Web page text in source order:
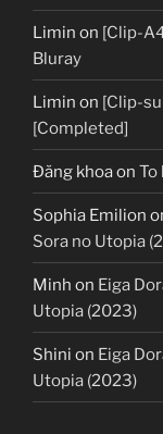
Limin on [Clip-
Bluray
Limin on [Clip-
[Completed]
Đăng khoaon To
Sophia Emilion
Sora no Utopia
Minh on Eiga
Utopia (2023)
Shini on Eiga
Utopia (2023)